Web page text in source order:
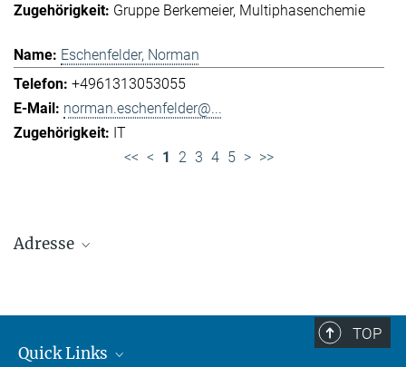
Gruppe Berkemeier Multiphasenchemie
Eschenfelder, Norman
+4961313053055
norman.eschenfelder@...
IT
<< < 1 2 3 4 5 > >>
Adresse
+49 6131 305-1309
TOP
Quick Links